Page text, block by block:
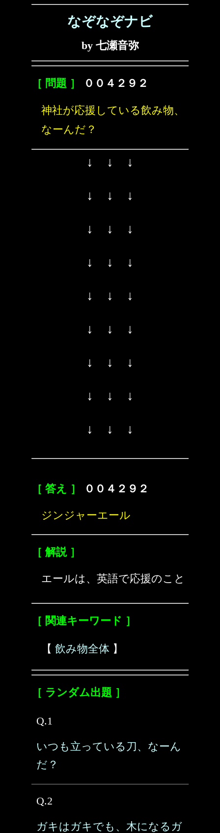
なぞなぞナビ
by 七瀬音弥
［ 問題 ］ ００４２９２
神社が応援している飲み物、
なーんだ？
↓ ↓ ↓
↓ ↓ ↓
↓ ↓ ↓
↓ ↓ ↓
↓ ↓ ↓
↓ ↓ ↓
↓ ↓ ↓
↓ ↓ ↓
↓ ↓ ↓
［ 答え ］ ００４２９２
ジンジャーエール
［ 解説 ］
エールは、英語で応援のこと
［ 関連キーワード ］
【 飲み物全体 】
［ ランダム出題 ］
Q.1
いつも立っている刀、なーん
だ？
Q.2
ガキはガキでも、木になるガ